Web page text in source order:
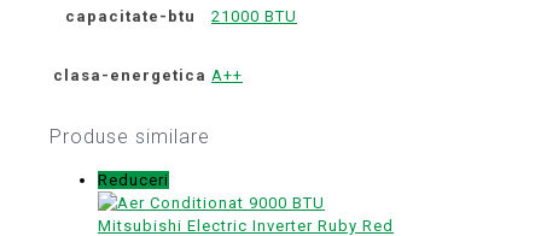
capacitate-btu 21000 BTU
clasa-energetica A++
Produse similare
Reduceri